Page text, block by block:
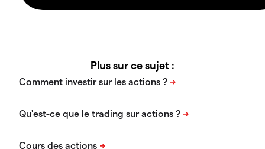
Plus sur ce sujet :